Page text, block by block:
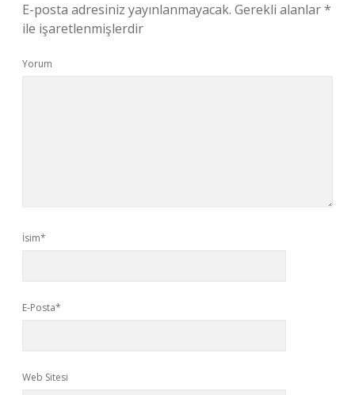
E-posta adresiniz yayınlanmayacak. Gerekli alanlar*
ile işaretlenmişlerdir
Yorum
İsim*
E-Posta*
Web Sitesi